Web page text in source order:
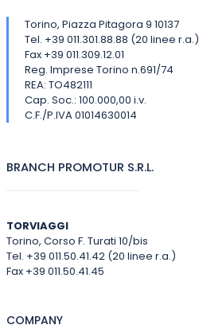
Torino, Piazza Pitagora 9 10137
Tel. +39 011.301.88.88 (20 linee r.a.)
Fax +39 011.309.12.01
Reg. Imprese Torino n.691/74
REA: TO482111
Cap. Soc.: 100.000,00 i.v.
C.F./P.IVA 01014630014
BRANCH PROMOTUR S.R.L.
TORVIAGGI
Torino, Corso F. Turati 10/bis
Tel. +39 011.50.41.42 (20 linee r.a.)
Fax +39 011.50.41.45
COMPANY